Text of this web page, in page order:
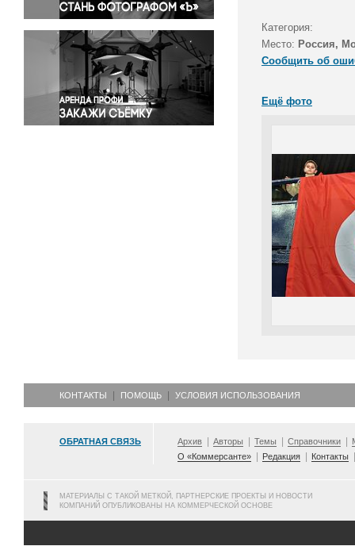
Религия
Светская жизнь
Спорт
Экология
Экономика и бизнес
Категория:
Место: Россия,
Сообщить об
Ещё фото
КОНТАКТЫ ПОМОЩЬ УСЛОВИЯ ИСПОЛЬЗОВАНИЯ
ОБРАТНАЯ СВЯЗЬ Архив Авторы Темы Справочники
О «Коммерсанте»
Редакция Контакты
МАТЕРИАЛЫ С ТАКОЙ МЕТКОЙ, ПАРТНЕРСКИЕ ПРОЕКТЫ И НОВОСТИ
КОМПАНИЙ ОПУБЛИКОВАНЫ НА КОММЕРЧЕСКОЙ ОСНОВЕ